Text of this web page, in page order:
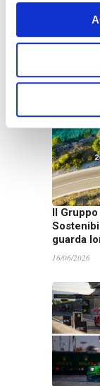
Newell
Truck
22/06/2026
Il
guarda
16/06/2026